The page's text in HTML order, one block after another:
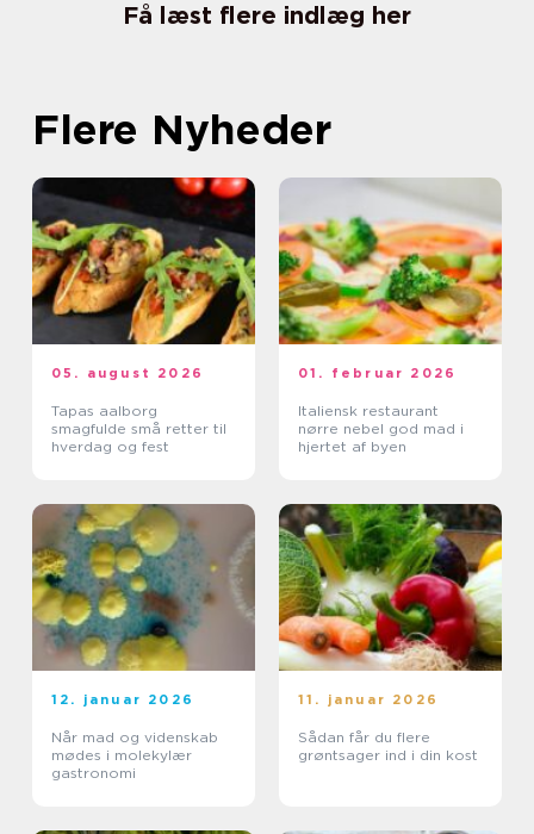
Få læst flere indlæg her
Flere Nyheder
05. august 2026
Tapas aalborg
smagfulde små retter til
hverdag og fest
01. februar 2026
Italiensk restaurant
nørre nebel god mad i
hjertet af byen
12. januar 2026
Når mad og videnskab
mødes i molekylær
gastronomi
11. januar 2026
Sådan får du flere
grøntsager ind i din kost